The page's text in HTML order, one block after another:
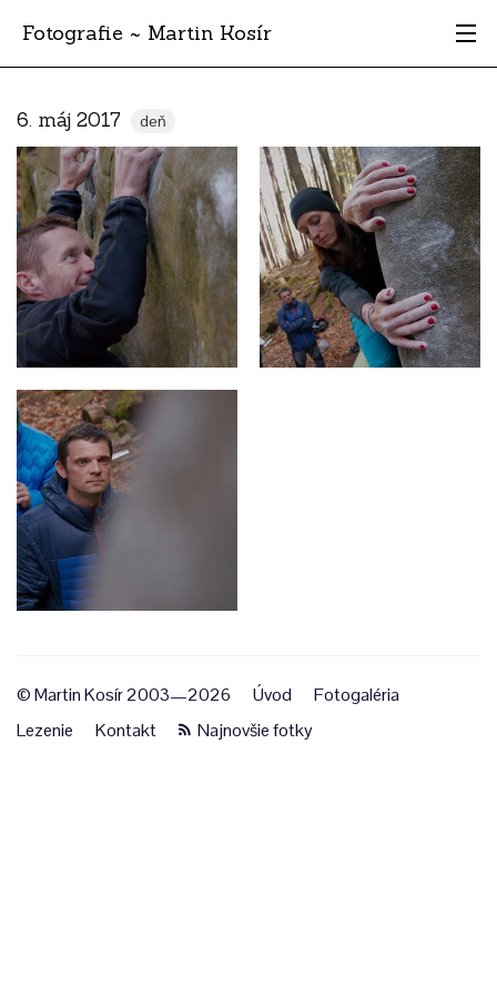
Fotografie ~ Martin Kosír
Albumy
Miesta
Archív
Vyhľadávanie
6. máj 2017 deň
© Martin Kosír 2003—2026 Úvod
Fotogaléria
Lezenie
Kontakt Najnovšie fotky